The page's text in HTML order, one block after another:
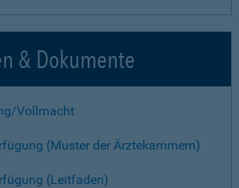
& Dokumente
Vollmacht
(Muster der Ärztekammern)
(Leitfaden)